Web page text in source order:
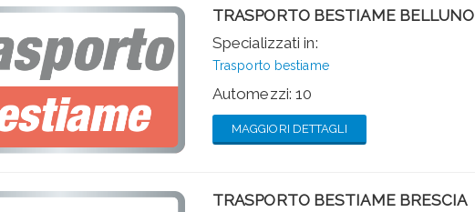
TRASPORTO BESTIAME BELLUNO
Specializzati in:
Trasporto bestiame
Automezzi: 10
MAGGIORI DETTAGLI
TRASPORTO BESTIAME BRESCIA